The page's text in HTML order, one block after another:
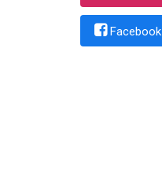
Facebook